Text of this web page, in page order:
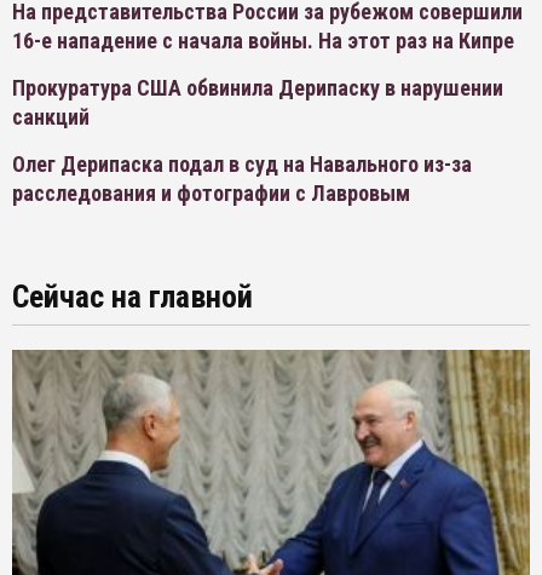
На представительства России за рубежом совершили
16-е нападение с начала войны. На этот раз на Кипре
Прокуратура США обвинила Дерипаску в нарушении
санкций
Олег Дерипаска подал в суд на Навального из-за
расследования и фотографии с Лавровым
Сейчас на главной